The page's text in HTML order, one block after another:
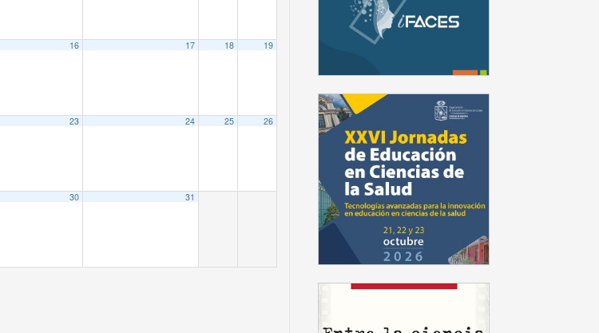
16 17 18 19
23 24 25 26
30 31